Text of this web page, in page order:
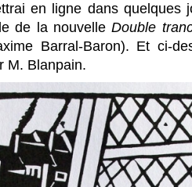
en ligne dans quelques
de la nouvelleDouble
Barral-Baron). Et ci-
M. Blanpain.